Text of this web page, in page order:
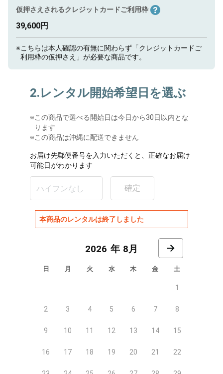
仮押さえされるクレジットカードご利用枠
39,600円
※こちらは本人確認の有無に関わらず「クレジットカードご
利用枠の仮押さえ」が必要な商品です。
2.レンタル開始希望日を選ぶ
※この商品で選べる開始日は今日から30日以内とな
ります
※この商品は沖縄に配送できません
お届け先郵便番号を入力いただくと、正確なお届け
可能日がわかります
確定
本商品のレンタルは終了しました
8月
日 月 火 水 木 金 土
1
2 3 4 5 6 7 8
9 10 11 12 13 14 15
16 17 18 19 20 21 22